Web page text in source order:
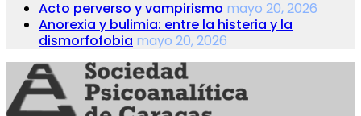
Acto perverso y vampirismo mayo 20, 2026
Anorexia y bulimia: entre la histeria y la
dismorfofobia mayo 20, 2026